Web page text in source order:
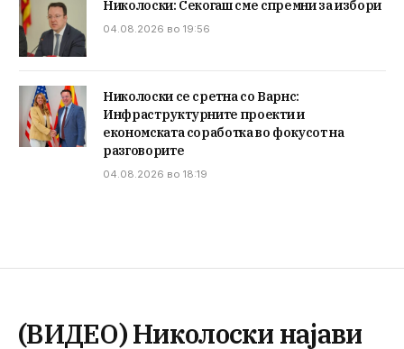
Николоски: Секогаш сме спремни за избори
04.08.2026 во 19:56
Николоски се сретна со Варнс:
Инфраструктурните проекти и
економската соработка во фокусот на
разговорите
04.08.2026 во 18:19
(ВИДЕО) Николоски најави